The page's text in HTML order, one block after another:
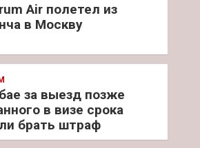
Air полетел из
в Москву
за выезд позже
в визе срока
брать штраф